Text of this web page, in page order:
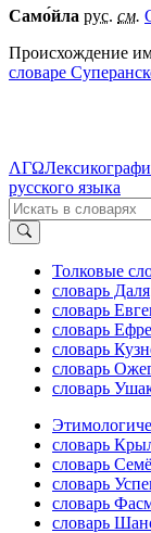
Само́йла рус. см.
Происхождение
словаре
ΛΓΩ
русского языка
Толковые
словарь Даля
словарь
словарь
словарь
словарь
словарь
словарь
словарь
словарь
словарь
словарь